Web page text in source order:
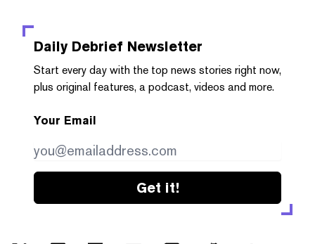
Daily Debrief Newsletter
Start every day with the top news stories right now,
plus original features, a podcast, videos and more.
Your Email
Get it!